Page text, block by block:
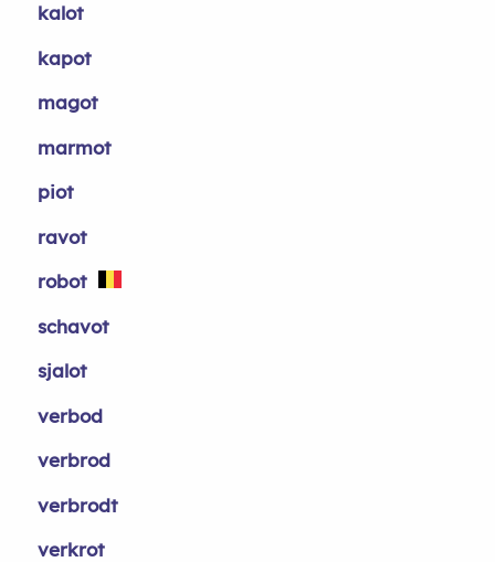
kalot
kapot
magot
marmot
piot
ravot
robot
schavot
sjalot
verbod
verbrod
verbrodt
verkrot